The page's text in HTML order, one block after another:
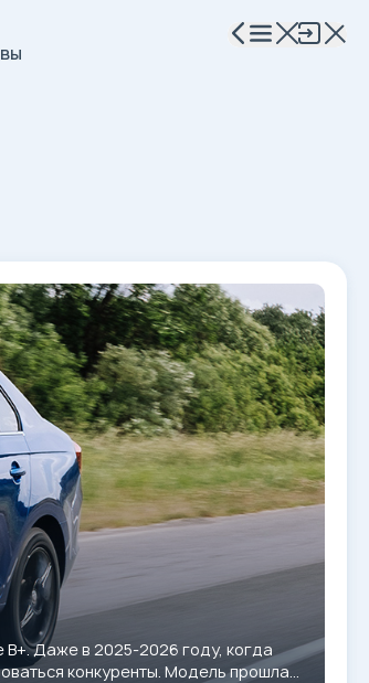
B+. Даже в 2025-2026 году, когда
конкуренты. Модель прошла